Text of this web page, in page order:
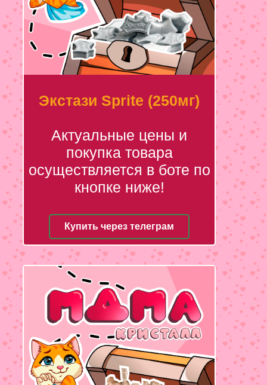
Экстази Sprite (250мг)
Актуальные цены и
покупка товара
осуществляется в боте по
кнопке ниже!
Купить через телеграм